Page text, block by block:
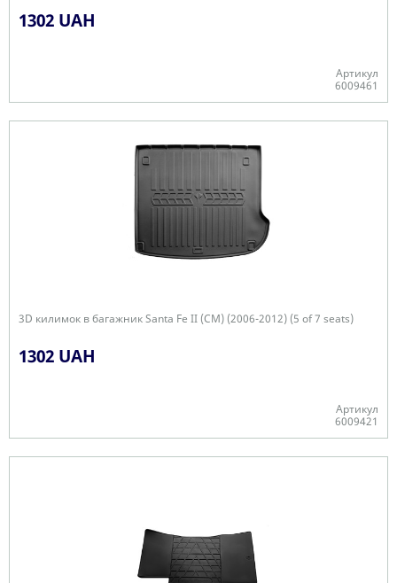
1302 UAH
Артикул
6009461
3D килимок в багажник Santa Fe II (CM) (2006-2012) (5 of 7 seats)
1302 UAH
Артикул
6009421